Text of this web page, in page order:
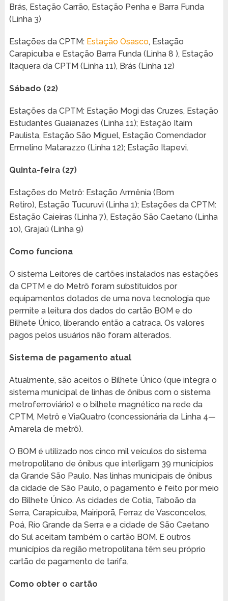
Brás, Estação Carrão, Estação Penha e Barra Funda
(Linha 3)
Estações da CPTM: Estação Osasco, Estação
Carapicuíba e Estação Barra Funda (Linha 8 ), Estação
Itaquera da CPTM (Linha 11), Brás (Linha 12)
Sábado (22)
Estações da CPTM: Estação Mogi das Cruzes, Estação
Estudantes Guaianazes (Linha 11); Estação Itaim
Paulista, Estação São Miguel, Estação Comendador
Ermelino Matarazzo (Linha 12); Estação Itapevi.
Quinta-feira (27)
Estações do Metrô: Estação Armênia (Bom
Retiro), Estação Tucuruvi (Linha 1); Estações da CPTM:
Estação Caieiras (Linha 7), Estação São Caetano (Linha
10), Grajaú (Linha 9)
Como funciona
O sistema Leitores de cartões instalados nas estações
da CPTM e do Metrô foram substituídos por
equipamentos dotados de uma nova tecnologia que
permite a leitura dos dados do cartão BOM e do
Bilhete Único, liberando então a catraca. Os valores
pagos pelos usuários não foram alterados.
Sistema de pagamento atual
Atualmente, são aceitos o Bilhete Único (que integra o
sistema municipal de linhas de ônibus com o sistema
metroferroviário) e o bilhete magnético na rede da
CPTM, Metrô e ViaQuatro (concessionária da Linha 4—
Amarela de metrô).
O BOM é utilizado nos cinco mil veículos do sistema
metropolitano de ônibus que interligam 39 municípios
da Grande São Paulo. Nas linhas municipais de ônibus
da cidade de São Paulo, o pagamento é feito por meio
do Bilhete Único. As cidades de Cotia, Taboão da
Serra, Carapicuíba, Mairiporã, Ferraz de Vasconcelos,
Poá, Rio Grande da Serra e a cidade de São Caetano
do Sul aceitam também o cartão BOM. E outros
municípios da região metropolitana têm seu próprio
cartão de pagamento de tarifa.
Como obter o cartão